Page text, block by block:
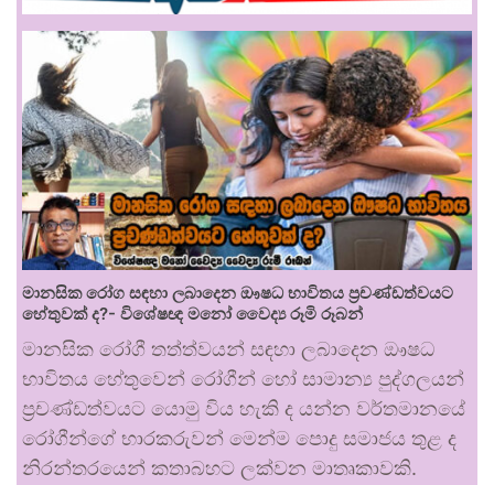
මානසික රෝග සඳහා ලබාදෙන ඖෂධ භාවිතය ප්‍රචණ්ඩත්වයට
හේතුවක් ද?- විශේෂඥ මනෝ වෛද්‍ය රූමි රූබන්
මානසික රෝගී තත්ත්වයන් සඳහා ලබාදෙන ඖෂධ
භාවිතය හේතුවෙන් රෝගීන් හෝ සාමාන්‍ය පුද්ගලයන්
ප්‍රචණ්ඩත්වයට යොමු විය හැකි ද යන්න වර්තමානයේ
රෝගීන්ගේ භාරකරුවන් මෙන්ම පොදු සමාජය තුළ ද
නිරන්තරයෙන් කතාබහට ලක්වන මාතෘකාවකි.